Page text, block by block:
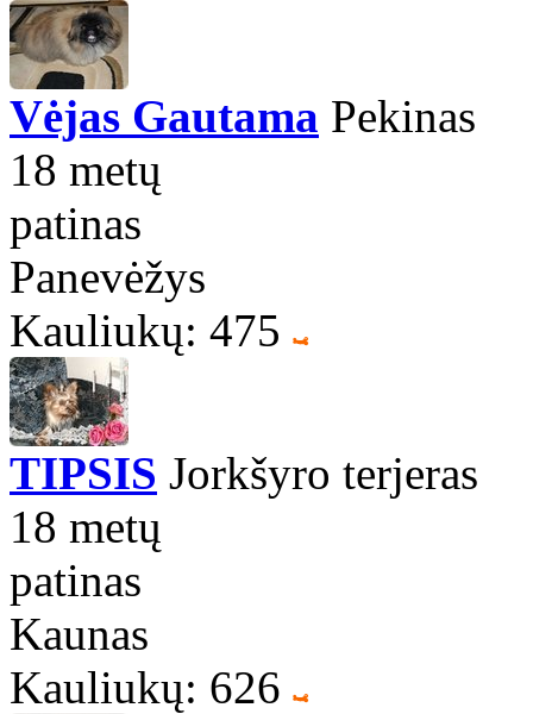
Vėjas Gautama Pekinas
18 metų
patinas
Panevėžys
Kauliukų: 475
TIPSIS Jorkšyro terjeras
18 metų
patinas
Kaunas
Kauliukų: 626